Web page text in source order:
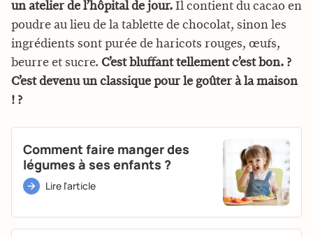
un atelier de l’hôpital de jour. Il contient du cacao en
poudre au lieu de la tablette de chocolat, sinon les
ingrédients sont purée de haricots rouges, œufs,
beurre et sucre. C’est bluffant tellement c’est bon. ?
C’est devenu un classique pour le goûter à la maison
! ?
Comment faire manger des
légumes à ses enfants ?
Lire l'article